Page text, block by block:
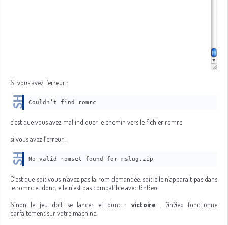
Si vous avez l’erreur :
Couldn’t find romrc
c’est que vous avez mal indiquer le chemin vers le fichier romrc
si vous avez l’erreur :
No valid romset found for mslug.zip
C’est que soit vous n’avez pas la rom demandée, soit elle n’apparait pas dans
le romrc et donc, elle n’est pas compatible avec GnGeo.
Sinon le jeu doit se lancer et donc : victoire . GnGeo fonctionne
parfaitement sur votre machine.